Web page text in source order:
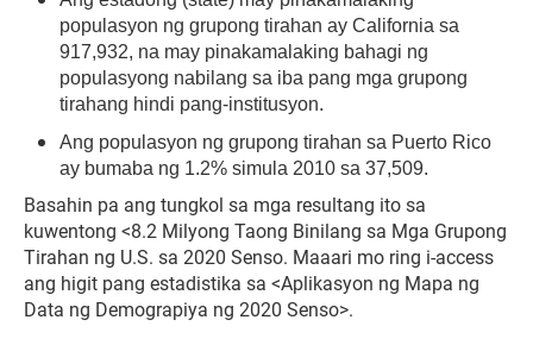
populasyon ng grupong tirahan ay California sa
917,932, na may pinakamalaking bahagi ng
populasyong nabilang sa iba pang mga grupong
tirahang hindi pang-institusyon.
Ang populasyon ng grupong tirahan sa Puerto Rico
ay bumaba ng 1.2% simula 2010 sa 37,509.
Basahin pa ang tungkol sa mga resultang ito sa
kuwentong <8.2 Milyong Taong Binilang sa Mga Grupong
Tirahan ng U.S. sa 2020 Senso. Maaari mo ring i-access
ang higit pang estadistika sa <Aplikasyon ng Mapa ng
Data ng Demograpiya ng 2020 Senso>.